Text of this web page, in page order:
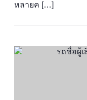
หลายค […]